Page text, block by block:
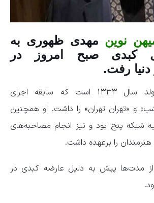
نوین مهدی ظهوری به
کبدی صبح امروز در
دنیا رفت.
مهدی ظهوری متولد سال ۱۳۳۳ است که سابقه اجرای
و «تهران تهران» را داشت. او همچنین
شبکه پنج بود و نیز انجام مصاحبه‌های
را برعهده داشت.
مدت‌ها پیش به دلیل عارضه کبدی در